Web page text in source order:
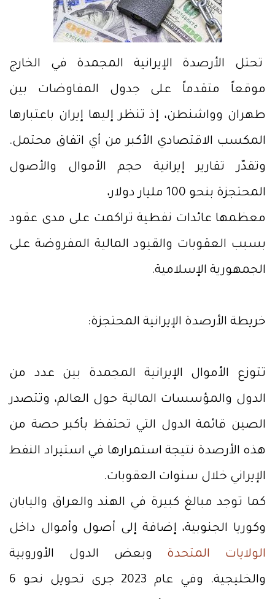
تحتل الأرصدة الإيرانية المجمدة في الخارج
موقعاً متقدماً على جدول المفاوضات بين
طهران وواشنطن، إذ تنظر إليها إيران باعتبارها
المكسب الاقتصادي الأكبر من أي اتفاق محتمل.
وتقدّر تقارير إيرانية حجم الأموال والأصول
المحتجزة بنحو 100 مليار دولار،
معظمها عائدات نفطية تراكمت على مدى عقود
بسبب العقوبات والقيود المالية المفروضة على
الجمهورية الإسلامية.
خريطة الأرصدة الإيرانية المحتجزة:
تتوزع الأموال الإيرانية المجمدة بين عدد من
الدول والمؤسسات المالية حول العالم، وتتصدر
الصين قائمة الدول التي تحتفظ بأكبر حصة من
هذه الأرصدة نتيجة استمرارها في استيراد النفط
الإيراني خلال سنوات العقوبات.
كما توجد مبالغ كبيرة في الهند والعراق واليابان
وكوريا الجنوبية، إضافة إلى أصول وأموال داخل
الولايات المتحدة وبعض الدول الأوروبية
والخليجية. وفي عام 2023 جرى تحويل نحو 6